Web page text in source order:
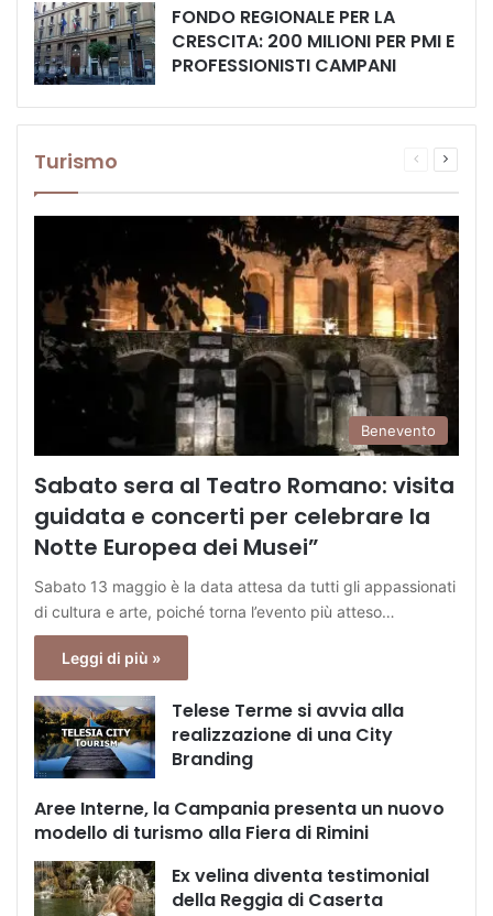
FONDO REGIONALE PER LA
CRESCITA: 200 MILIONI PER PMI E
PROFESSIONISTI CAMPANI
Turismo
Pagina
Benevento
Sabato sera al Teatro Romano: visita
guidata e concerti per celebrare la
Notte Europea dei Musei”
Sabato 13 maggio è la data attesa da tutti gli appassionati
di cultura e arte, poiché torna l’evento più atteso…
Leggi di più »
Telese Terme si avvia alla
realizzazione di una City
Branding
Aree Interne, la Campania presenta un nuovo
modello di turismo alla Fiera di Rimini
Ex velina diventa testimonial
della Reggia di Caserta